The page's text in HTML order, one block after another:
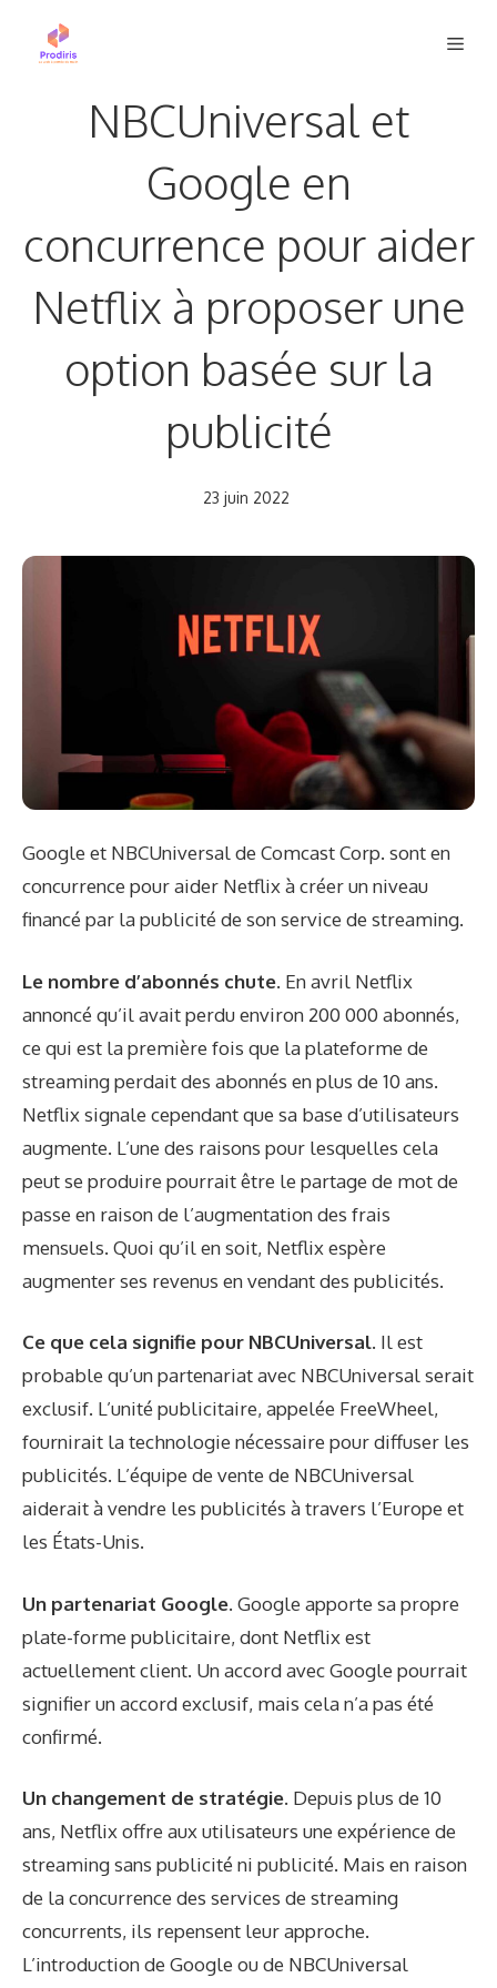
NBCUniversal et
Google en
concurrence pour aider
Netflix à proposer une
option basée sur la
publicité
23 juin 2022
Google et NBCUniversal de Comcast Corp. sont en
concurrence pour aider Netflix à créer un niveau
financé par la publicité de son service de streaming.
Le nombre d’abonnés chute. En avril Netflix
annoncé qu’il avait perdu environ 200 000 abonnés,
ce qui est la première fois que la plateforme de
streaming perdait des abonnés en plus de 10 ans.
Netflix signale cependant que sa base d’utilisateurs
augmente. L’une des raisons pour lesquelles cela
peut se produire pourrait être le partage de mot de
passe en raison de l’augmentation des frais
mensuels. Quoi qu’il en soit, Netflix espère
augmenter ses revenus en vendant des publicités.
Ce que cela signifie pour NBCUniversal. Il est
probable qu’un partenariat avec NBCUniversal serait
exclusif. L’unité publicitaire, appelée FreeWheel,
fournirait la technologie nécessaire pour diffuser les
publicités. L’équipe de vente de NBCUniversal
aiderait à vendre les publicités à travers l’Europe et
les États-Unis.
Un partenariat Google. Google apporte sa propre
plate-forme publicitaire, dont Netflix est
actuellement client. Un accord avec Google pourrait
signifier un accord exclusif, mais cela n’a pas été
confirmé.
Un changement de stratégie. Depuis plus de 10
ans, Netflix offre aux utilisateurs une expérience de
streaming sans publicité ni publicité. Mais en raison
de la concurrence des services de streaming
concurrents, ils repensent leur approche.
L’introduction de Google ou de NBCUniversal